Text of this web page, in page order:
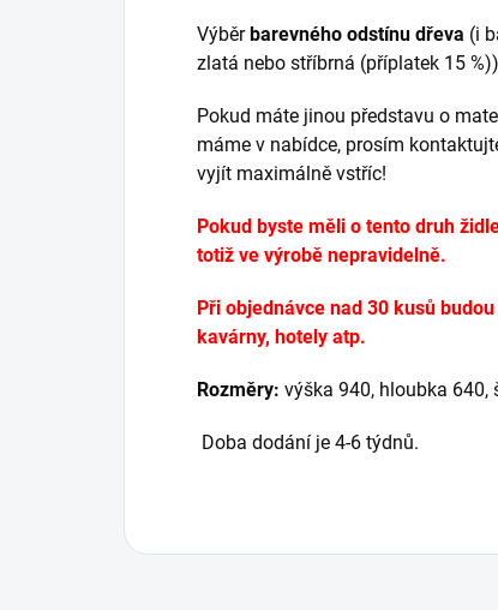
Výběrbarevného odstínu dřeva (i
zlatá nebo stříbrná (příplatek 15 %))
Pokud máte jinou představu o
máme v nabídce, prosím
vyjít maximálně vstříc!
Pokud byste měli o tento druh
totiž ve výrobě nepravidelně.
Při objednávce nad 30 kusů
kavárny, hotely atp.
Rozměry: výška 940, hloubka 640,
Doba dodání je 4-6 týdnů.